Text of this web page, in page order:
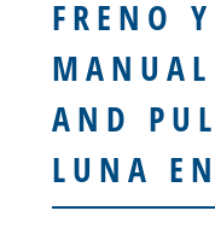
FRENO
AND
LUNA